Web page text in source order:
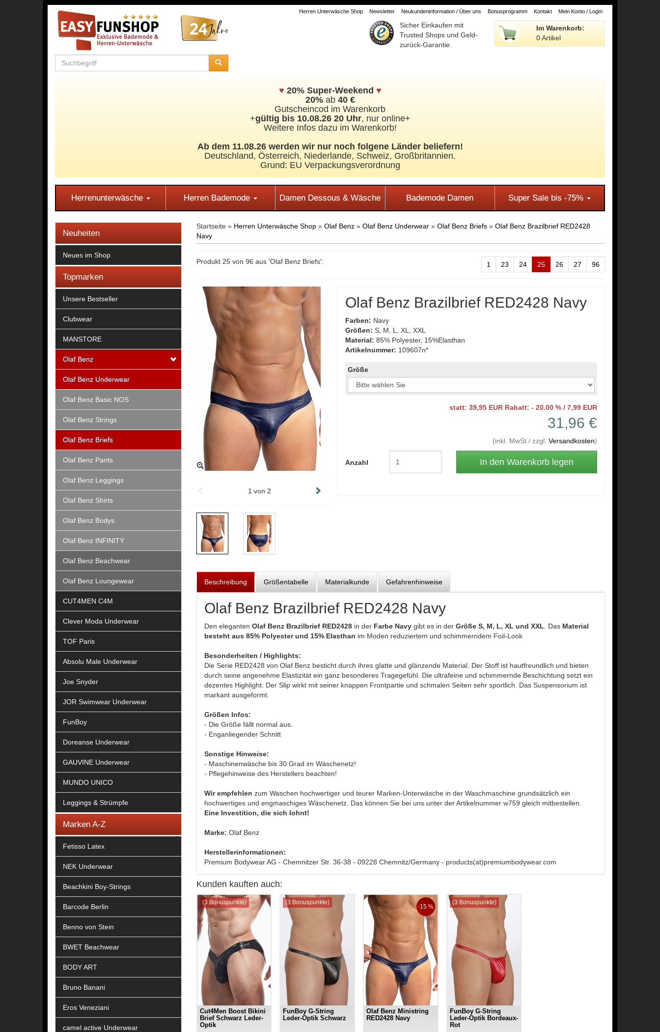
Herren Unterwäsche Shop Newsletter Neukundeninformation / Über uns Bonusprogramm Kontakt Mein Konto / LogIn
Sicher Einkaufen mit
Trusted Shops und Geld-
zurück-Garantie.
Im Warenkorb:
0 Artikel
♥ 20% Super-Weekend ♥
20%ab 40 €
Gutscheincod im Warenkorb
+gültig bis 10.08.26 20 Uhr, nur online+
Weitere Infos dazu im Warenkorb!
Ab dem 11.08.26 werden wir nur noch folgene Länder beliefern!
Deutschland, Österreich, Niederlande, Schweiz, Großbritannien.
Grund: EU Verpackungsverordnung
Herrenunterwäsche Herren Bademode Damen Dessous & Wäsche Bademode Damen Super Sale bis -75%
Neuheiten
Neues im Shop
Topmarken
Unsere Bestseller
Clubwear
MANSTORE
Olaf Benz
Olaf Benz Underwear
Olaf Benz Basic NOS
Olaf Benz Strings
Olaf Benz Briefs
Olaf Benz Pants
Olaf Benz Leggings
Olaf Benz Shirts
Olaf Benz Bodys
Olaf Benz INFINITY
Olaf Benz Beachwear
Olaf Benz Loungewear
CUT4MEN C4M
Clever Moda Underwear
TOF Paris
Absolu Male Underwear
Joe Snyder
JOR Swimwear Underwear
FunBoy
Doreanse Underwear
GAUVINE Underwear
MUNDO UNICO
Leggings & Strümpfe
Marken A-Z
Fetisso Latex
NEK Underwear
Beachkini Boy-Strings
Barcode Berlin
Benno von Stein
BWET Beachwear
BODY ART
Bruno Banani
Eros Veneziani
camel active Underwear
Startseite » Herren Unterwäsche Shop » Olaf Benz» Olaf Benz Underwear» Olaf Benz Briefs» Olaf Benz Brazilbrief RED2428
Navy
Produkt 25 von 96 aus 'Olaf Benz Briefs': 1 23 24 25 26 27 96
1 von 2
Olaf Benz Brazilbrief RED2428 Navy
Farben: Navy
Größen: S, M, L, XL, XXL
Material: 85% Polyester, 15%Elasthan
Artikelnummer: 109607n*
Größe
statt: 39,95 EUR Rabatt: - 20.00 % / 7,99 EUR
31,96 €
(inkl. MwSt./ zzgl. Versandkosten)
Anzahl
Beschreibung Größentabelle Materialkunde Gefahrenhinweise
Olaf Benz Brazilbrief RED2428 Navy
Den eleganten Olaf Benz Brazilbrief RED2428in der Farbe Navygibt es in der Größe S, M, L, XL und XXL . Das Material
besteht aus 85% Polyester und 15% Elasthan im Moden reduziertem und schimmerndem Foil-Look
Besonderheiten / Highlights:
Die Serie RED2428 von Olaf Benz besticht durch ihres glatte und glänzende Material. Der Stoff ist hautfreundlich und bieten
durch seine angenehme Elastizität ein ganz besonderes Tragegefühl. Die ultrafeine und schimmernde Beschichtung setzt ein
dezentes Highlight. Der Slip wirkt mit seiner knappen Frontpartie und schmalen Seiten sehr sportlich. Das Suspensorium ist
markant ausgeformt.
Größen Infos:
- Die Größe fällt normal aus.
- Enganliegender Schnitt
Sonstige Hinweise:
- Maschinenwäsche bis 30 Grad im Wäschenetz!
- Pflegehinweise des Herstellers beachten!
Wir empfehlen zum Waschen hochwertiger und teurer Marken-Unterwäsche in der Waschmaschine grundsätzlich ein
hochwertiges und engmaschiges Wäschenetz. Das können Sie bei uns unter der Artikelnummer w759 gleich mitbestellen.
Eine Investition, die sich lohnt!
Marke: Olaf Benz
Herstellerinformationen:
Premium Bodywear AG - Chemnitzer Str. 36-38 - 09228 Chemnitz/Germany - products(at)premiumbodywear.com
Kunden kauften auch:
(3 Bonuspunkte)
Cut4Men Boost Bikini
Brief Schwarz Leder-
Optik
(3 Bonuspunkte)
FunBoy G-String
Leder-Optik Schwarz
-15 %
Olaf Benz Ministring
RED2428 Navy
(3 Bonuspunkte)
FunBoy G-String
Leder-Optik Bordeaux-
Rot